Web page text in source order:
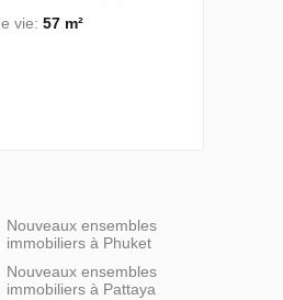
vie: 57 m²
Nouveaux ensembles
immobiliers à Phuket
Nouveaux ensembles
immobiliers à Pattaya